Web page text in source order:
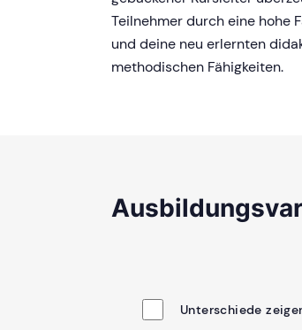
Teilnehmer durch eine hohe
und deine neu erlernten
methodischen Fähigkeiten.
Unterschiede